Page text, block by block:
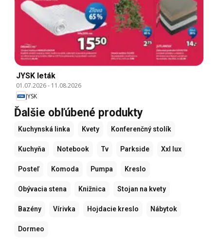
JYSK leták
01.07.2026- 11.08.2026
JYSK
Ďalšie obľúbené produkty
Kuchynská linka Kvety Konferenčný stolík
Kuchyňa Notebook Tv Parkside Xxl lux
Posteľ Komoda Pumpa Kreslo
Obývacia stena Knižnica Stojan na kvety
Bazény Vírivka Hojdacie kreslo Nábytok
Dormeo